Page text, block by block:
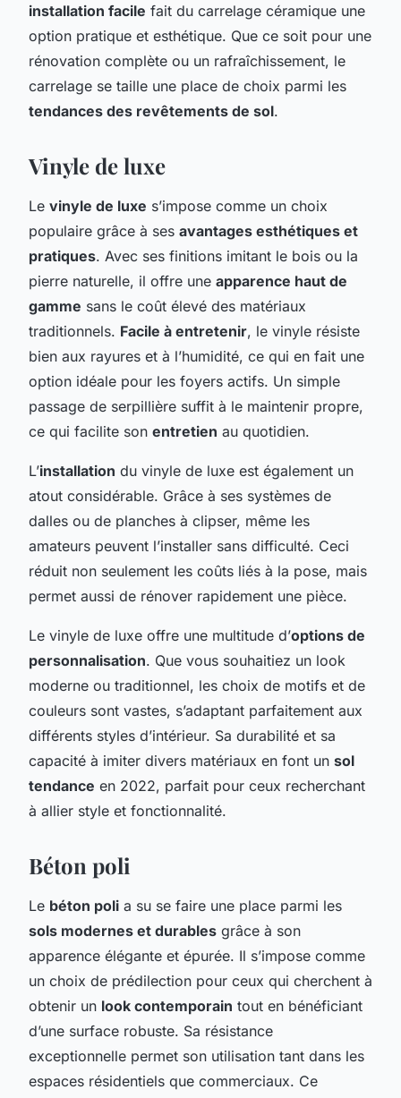
installation facile fait du carrelage céramique une
option pratique et esthétique. Que ce soit pour une
rénovation complète ou un rafraîchissement, le
carrelage se taille une place de choix parmi les
tendances des revêtements de sol.
Vinyle de luxe
Le vinyle de luxe s’impose comme un choix
populaire grâce à ses avantages esthétiques et
pratiques. Avec ses finitions imitant le bois ou la
pierre naturelle, il offre une apparence haut de
gamme sans le coût élevé des matériaux
traditionnels. Facile à entretenir, le vinyle résiste
bien aux rayures et à l’humidité, ce qui en fait une
option idéale pour les foyers actifs. Un simple
passage de serpillière suffit à le maintenir propre,
ce qui facilite son entretien au quotidien.
L’installation du vinyle de luxe est également un
atout considérable. Grâce à ses systèmes de
dalles ou de planches à clipser, même les
amateurs peuvent l’installer sans difficulté. Ceci
réduit non seulement les coûts liés à la pose, mais
permet aussi de rénover rapidement une pièce.
Le vinyle de luxe offre une multitude d’options de
personnalisation. Que vous souhaitiez un look
moderne ou traditionnel, les choix de motifs et de
couleurs sont vastes, s’adaptant parfaitement aux
différents styles d’intérieur. Sa durabilité et sa
capacité à imiter divers matériaux en font un sol
tendance en 2022, parfait pour ceux recherchant
à allier style et fonctionnalité.
Béton poli
Le béton poli a su se faire une place parmi les
sols modernes et durables grâce à son
apparence élégante et épurée. Il s’impose comme
un choix de prédilection pour ceux qui cherchent à
obtenir un look contemporain tout en bénéficiant
d’une surface robuste. Sa résistance
exceptionnelle permet son utilisation tant dans les
espaces résidentiels que commerciaux. Ce